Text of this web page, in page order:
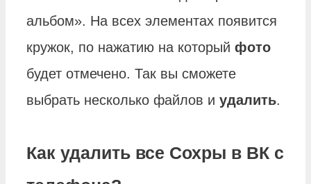
альбом». На всех элементах появится
кружок, по нажатию на который фото
будет отмечено. Так вы сможете
выбрать несколько файлов и удалить.
Как удалить все Сохры в ВК с